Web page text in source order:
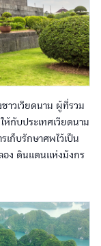
าวเวียดนาม ผู้ที่รวม
ห้กับประเทศเวียดนาม
เก็บรักษาศพไว้เป็น
อง ดินแดนแห่งมังกร